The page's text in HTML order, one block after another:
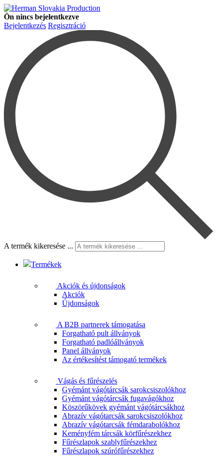
Ön nincs bejelentkezve
Bejelentkezés Regisztráció
A termék kikeresése ...
Termékek
Akciók és újdonságok
Akciók
Újdonságok
A B2B partnerek támogatása
Forgatható pult állványok
Forgatható padlóállványok
Panel állványok
Az értékesítést támogató termékek
Vágás és fűrészelés
Gyémánt vágótárcsák sarokcsiszolókhoz
Gyémánt vágótárcsák fugavágókhoz
Köszörűkövek gyémánt vágótárcsákhoz
Abrazív vágótarcsák sarokcsiszolókhoz
Abrazív vágótarcsák fémdarabolókhoz
Keményfém tárcsák körfűrészekhez
Fűrészlapok szablyfűrészekhez
Fűrészlapok szúrófűrészekhez